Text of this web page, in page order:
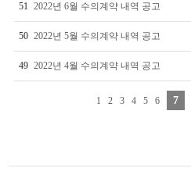
51 2022년 6월 수의계약 내역 공고
50 2022년 5월 수의계약 내역 공고
49 2022년 4월 수의계약 내역 공고
1 2 3 4 5 6 7